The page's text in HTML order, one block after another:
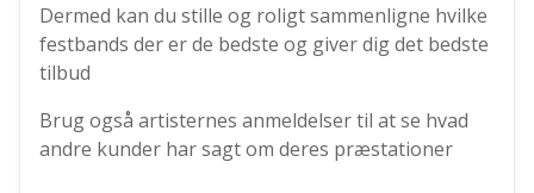
Dermed kan du stille og roligt sammenligne hvilke
festbands der er de bedste og giver dig det bedste
tilbud
Brug også artisternes anmeldelser til at se hvad
andre kunder har sagt om deres præstationer